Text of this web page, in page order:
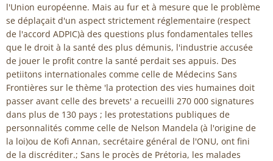
l'Union européenne. Mais au fur et à mesure que le problème
se déplaçait d'un aspect strictement réglementaire (respect
de l'accord ADPIC)à des questions plus fondamentales telles
que le droit à la santé des plus démunis, l'industrie accusée
de jouer le profit contre la santé perdait ses appuis. Des
petiitons internationales comme celle de Médecins Sans
Frontières sur le thème 'la protection des vies humaines doit
passer avant celle des brevets' a recueilli 270 000 signatures
dans plus de 130 pays ; les protestations publiques de
personnalités comme celle de Nelson Mandela (à l'origine de
la loi)ou de Kofi Annan, secrétaire général de l'ONU, ont fini
de la discréditer.; Sans le procès de Prétoria, les malades